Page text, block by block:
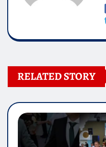
RELATED STORY